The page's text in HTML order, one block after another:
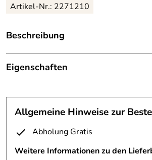
Artikel-Nr.: 2271210
Beschreibung
Rechteckiger Skulpturen Sockel für
Der Sockel aus 8 mm Stahl gefertigt.
versehen.
Die Stahlteile sind farblos lackiert.
Eigenschaften
Fertigungsverfa
hren:
gelasert und
unten
Grundfläche:
ca. 10 x 20 cm
Allgemeine Hinweise zur
Abholung Gratis
Weitere Informationen zu den